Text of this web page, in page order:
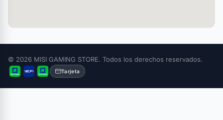
© 2026 MISI GAMING STORE. Todos los derechos reservados.
Tarjeta